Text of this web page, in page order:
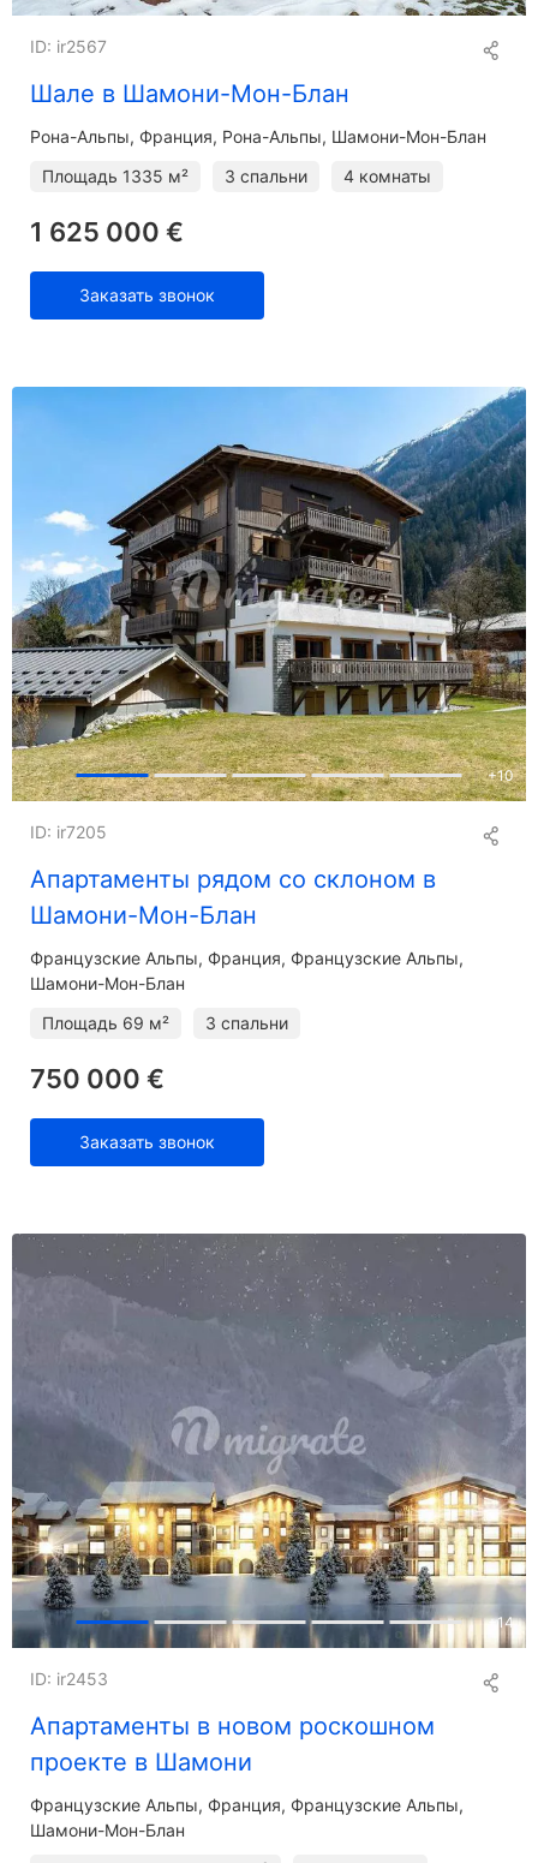
Шале в Шамони-Мон-Блан
ID: ir2567
Рона-Альпы Франция, Рона-Альпы, Шамони-Мон-Блан
Площадь 1335 м² 3 спальни 4 комнаты
1 625 000 €
Заказать звонок
+10
Апартаменты рядом со склоном в
Шамони-Мон-Блан
ID: ir7205
Французские Альпы Франция, Французские Альпы,
Шамони-Мон-Блан
Площадь 69 м² 3 спальни
750 000 €
Заказать звонок
+14
Апартаменты в новом роскошном
проекте в Шамони
ID: ir2453
Французские Альпы Франция, Французские Альпы,
Шамони-Мон-Блан